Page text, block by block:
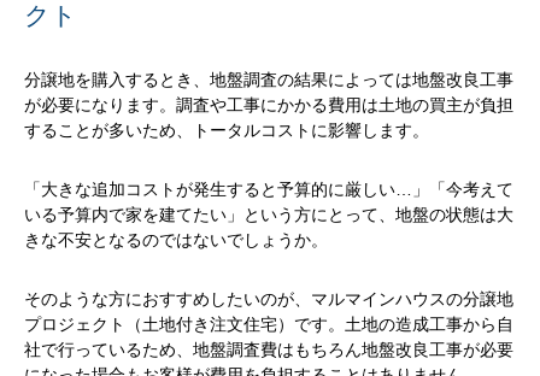
クト
分譲地を購入するとき、地盤調査の結果によっては地盤改良工事
が必要になります。調査や工事にかかる費用は土地の買主が負担
することが多いため、トータルコストに影響します。
「大きな追加コストが発生すると予算的に厳しい…」「今考えて
いる予算内で家を建てたい」という方にとって、地盤の状態は大
きな不安となるのではないでしょうか。
そのような方におすすめしたいのが、マルマインハウスの分譲地
プロジェクト（土地付き注文住宅）です。土地の造成工事から自
社で行っているため、地盤調査費はもちろん地盤改良工事が必要